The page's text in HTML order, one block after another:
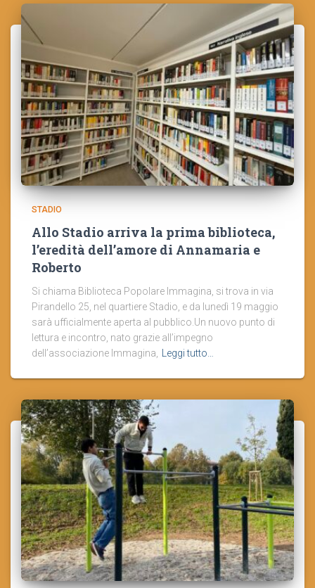
STADIO
Allo Stadio arriva la prima biblioteca,
l’eredità dell’amore di Annamaria e
Roberto
Si chiama Biblioteca Popolare Immagina, si trova in via
Pirandello 25, nel quartiere Stadio, e da lunedì 19 maggio
sarà ufficialmente aperta al pubblico.Un nuovo punto di
lettura e incontro, nato grazie all’impegno
dell’associazione Immagina,
Leggi tutto…